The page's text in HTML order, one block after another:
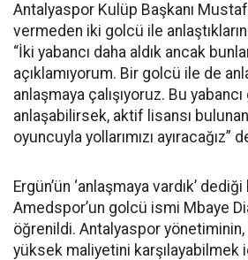
Antalyaspor Kulüp Başkanı
vermeden iki golcü ile
“İki yabancı daha aldık ancak
açıklamıyorum. Bir golcü ile de
anlaşmaya çalışıyoruz. Bu
anlaşabilirsek, aktif lisansı
oyuncuyla yollarımızı ayıracağız”
Ergün’ün ‘anlaşmaya vardık’
Amedspor’un golcü ismi Mbaye
öğrenildi. Antalyaspor
yüksek maliyetini karşılayabilmek